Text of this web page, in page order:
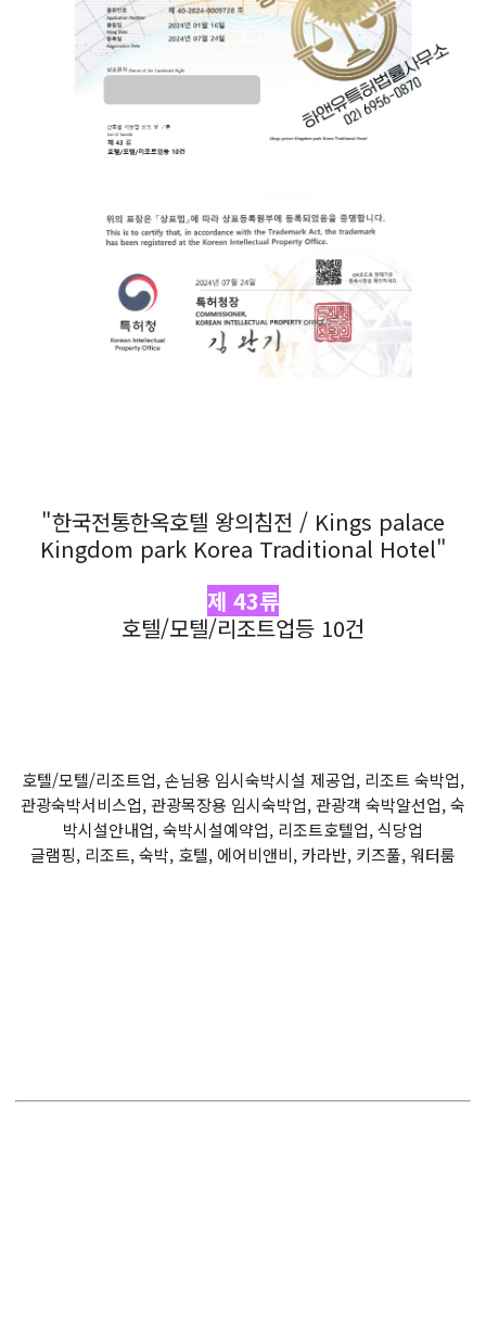
"한국전통한옥호텔 왕의침전 / Kings palace
Kingdom park Korea Traditional Hotel"
제 43류
호텔/모텔/리조트업등 10건
호텔/모텔/리조트업, 손님용 임시숙박시설 제공업, 리조트 숙박업,
관광숙박서비스업, 관광목장용 임시숙박업, 관광객 숙박알선업, 숙
박시설안내업, 숙박시설예약업, 리조트호텔업, 식당업
글램핑, 리조트, 숙박, 호텔, 에어비앤비, 카라반, 키즈풀, 워터룸